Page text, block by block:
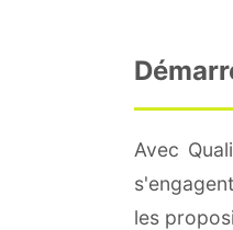
Avec
les